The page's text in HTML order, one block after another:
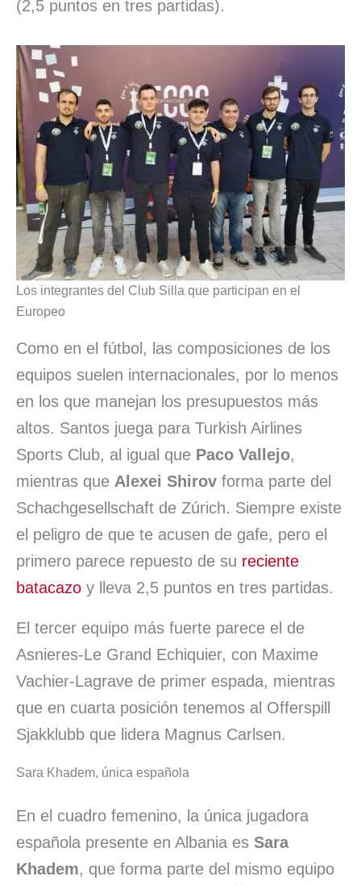
(2,5 puntos en tres partidas).
Los integrantes del Club Silla que participan en el
Europeo
Como en el fútbol, las composiciones de los
equipos suelen internacionales, por lo menos
en los que manejan los presupuestos más
altos. Santos juega para Turkish Airlines
Sports Club, al igual que Paco Vallejo,
mientras que Alexei Shirov forma parte del
Schachgesellschaft de Zúrich. Siempre existe
el peligro de que te acusen de gafe, pero el
primero parece repuesto de su reciente
batacazo y lleva 2,5 puntos en tres partidas.
El tercer equipo más fuerte parece el de
Asnieres-Le Grand Echiquier, con Maxime
Vachier-Lagrave de primer espada, mientras
que en cuarta posición tenemos al Offerspill
Sjakklubb que lidera Magnus Carlsen.
Sara Khadem, única española
En el cuadro femenino, la única jugadora
española presente en Albania es Sara
Khadem, que forma parte del mismo equipo